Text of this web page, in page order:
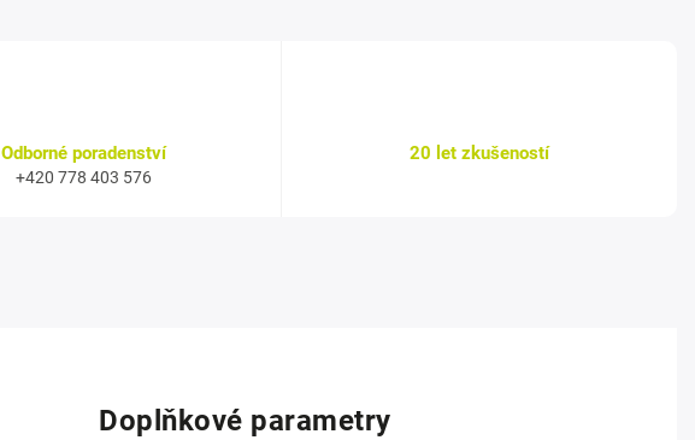
Odborné poradenství
+420 778 403 576
20 let zkušeností
Doplňkové parametry